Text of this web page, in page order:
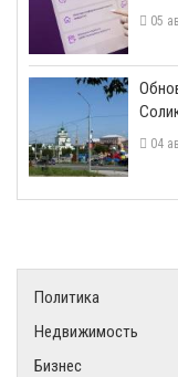
05
04
Политика
Недвижимость
Бизнес